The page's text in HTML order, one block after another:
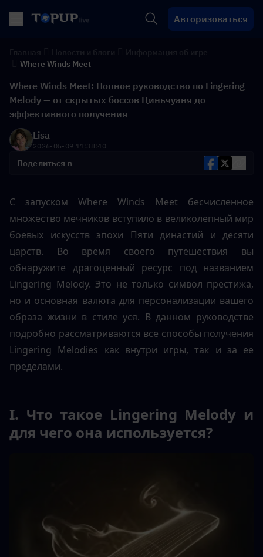
Авторизоваться
Where Winds Meet
Where Winds Meet: Полное руководство по Lingering
Melody — от скрытых боссов Циньчуаня до
эффективного получения
Lisa
2026-05-09 11:38:40
Поделиться в
С запуском Where Winds Meet бесчисленное
множество мечников вступило в великолепный мир
боевых искусств эпохи Пяти династий и десяти
царств. Во время своего путешествия вы
обнаружите драгоценный ресурс под названием
Lingering Melody. Это не только символ престижа,
но и основная валюта для персонализации вашего
образа жизни в стиле уся. В данном руководстве
подробно рассматриваются все способы получения
Lingering Melodies как внутри игры, так и за ее
пределами.
I. Что такое Lingering Melody и
для чего она используется?